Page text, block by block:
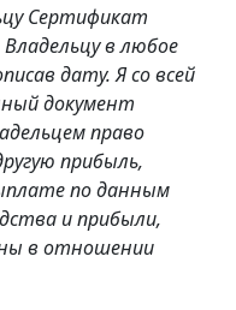
Сертификат
в любое
дату. Я со всей
документ
право
прибыль,
по данным
и прибыли,
в отношении